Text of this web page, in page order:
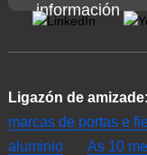
información
Ligazón de amizade:
marcas de portas e
aluminio
As 10